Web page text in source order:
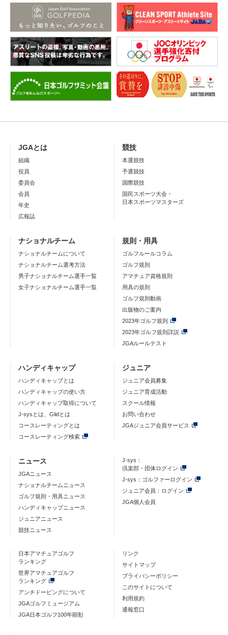
JGAとは
組織
役員
委員会
会員
年史
広報誌
競技
本選競技
予選競技
国際競技
国民スポーツ大会・
日本スポーツマスターズ
ナショナルチーム
ナショナルチームについて
ナショナルチーム選考方法
男子ナショナルチーム選手一覧
女子ナショナルチーム選手一覧
規則・用具
ゴルフルールコラム
ゴルフ規則
アマチュア資格規則
用具の規則
ゴルフ規則動画
出版物のご案内
2023年ゴルフ規則
2023年ゴルフ規則詳説
JGAルールテスト
ハンディキャップ
ハンディキャップとは
ハンディキャップの使い方
ハンディキャップ取得について
J-sysとは、Glidとは
コースレーティングとは
コースレーティング検索
ジュニア
ジュニア会員募集
ジュニア育成活動
スクール情報
お問い合わせ
JGAジュニア会員サービス
ニュース
JGAニュース
ナショナルチームニュース
ゴルフ規則・用具ニュース
ハンディキャップニュース
ジュニアニュース
競技ニュース
J-sys：
倶楽部・団体ログイン
J-sys：ゴルファーログイン
ジュニア会員：ログイン
JGA個人会員
日本アマチュアゴルフ
ランキング
世界アマチュアゴルフ
ランキング
アンチドーピングについて
JGAゴルフミュージアム
JGA日本ゴルフ100年顕彰
リンク
サイトマップ
プライバシーポリシー
このサイトについて
利用規約
通報窓口